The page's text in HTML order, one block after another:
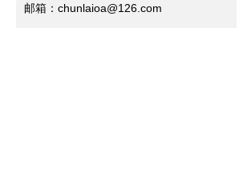
邮箱：chunlaioa@126.com